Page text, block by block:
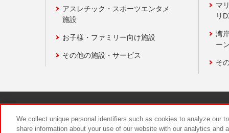
アスレチック・スポーツエンタメ
施設
お子様・ファミリー向け施設
その他の施設・サービス
マ
リ
湾
ー
そ
We collect unique personal identifiers such as cookies to analyze our
share information about your use of our website with our analytics and